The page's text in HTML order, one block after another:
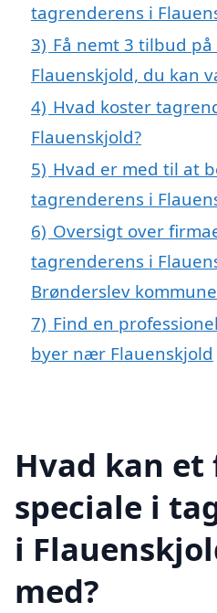
tagrenderens i
3) Få nemt 3 tilbud
Flauenskjold, du kan
4) Hvad koster
Flauenskjold?
5) Hvad er med til at
tagrenderens i
6) Oversigt over
tagrenderens i
Brønderslev kommune
7) Find en
byer nær Flauenskjold
Hvad kan
speciale i
i
med?